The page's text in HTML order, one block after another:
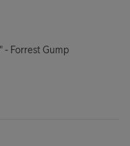
- Forrest Gump